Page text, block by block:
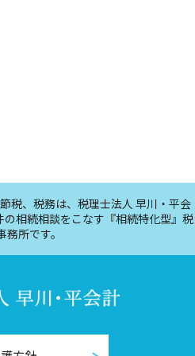
税、税務は、税理士法人 早川・平会
相続相談をこなす『相続特化型』税
務所です。